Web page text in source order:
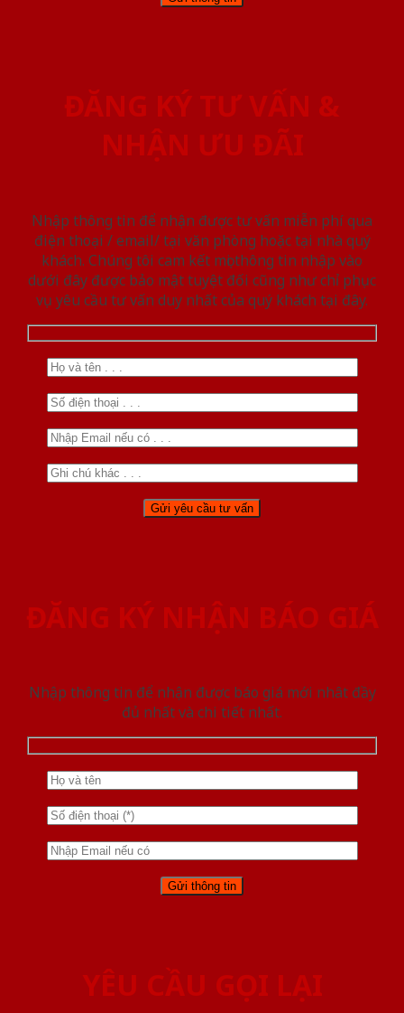
ĐĂNG KÝ TƯ VẤN &
NHẬN ƯU ĐÃI
Nhập thông tin để nhận được tư vấn miễn phí qua
điện thoại / email/ tại văn phòng hoặc tại nhà quý
khách. Chúng tôi cam kết mọi thông tin nhập vào
dưới đây được bảo mật tuyệt đối cũng như chỉ phục
vụ yêu cầu tư vấn duy nhất của quý khách tại đây.
ĐĂNG KÝ NHẬN BÁO GIÁ
Nhập thông tin để nhận được báo giá mới nhât đầy
đủ nhất và chi tiết nhất.
YÊU CẦU GỌI LẠI